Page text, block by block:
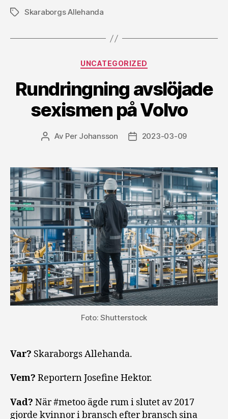
EtiketterSkaraborgs Allehanda
Kategorier
UNCATEGORIZED
Rundringning avslöjade
sexismen på Volvo
Inläggsförfattare
Av Per Johansson Inläggsdatum
2023-03-09
Foto: Shutterstock
Var? Skaraborgs Allehanda.
Vem? Reportern Josefine Hektor.
Vad? När #metoo ägde rum i slutet av 2017
gjorde kvinnor i bransch efter bransch sina